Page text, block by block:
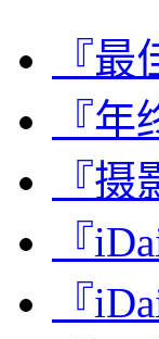
『
『
『
『
『